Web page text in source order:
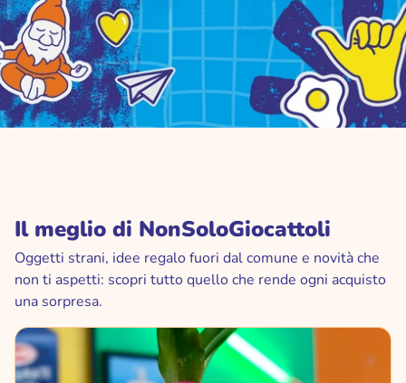
Il meglio di NonSoloGiocattoli
Oggetti strani, idee regalo fuori dal comune e novità che
non ti aspetti: scopri tutto quello che rende ogni acquisto
una sorpresa.